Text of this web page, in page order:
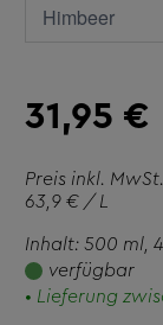
31,95 €
Preis inkl.
63,9 € / L
Inhalt: 500 ml ,
verfügbar
• Lieferung